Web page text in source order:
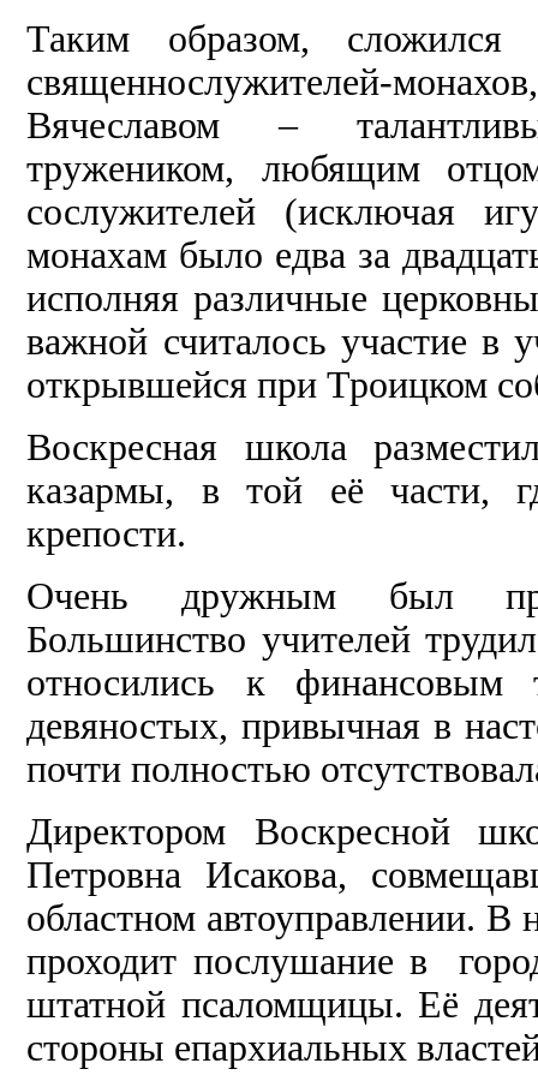
Таким образом, сложился
священнослужителей-
Вячеславом –
тружеником, любящим
сослужителей (исключая
монахам было едва за
исполняя различные
важной считалось участие в
открывшейся при Троицком
Воскресная школа
казармы, в той её части,
крепости.
Очень дружным был
Большинство учителей
относились к
девяностых, привычная в
почти полностью
Директором Воскресной
Петровна Исакова,
областном автоуправлении. В
проходит послушание в
штатной псаломщицы. Её
стороны епархиальных